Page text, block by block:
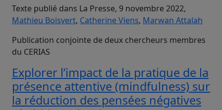
Texte publié dans La Presse, 9 novembre 2022,
Mathieu Boisvert, Catherine Viens, Marwan Attalah
Publication conjointe de deux chercheurs membres
du CERIAS
Explorer l’impact de la pratique de la
présence attentive (mindfulness) sur
la réduction des pensées négatives